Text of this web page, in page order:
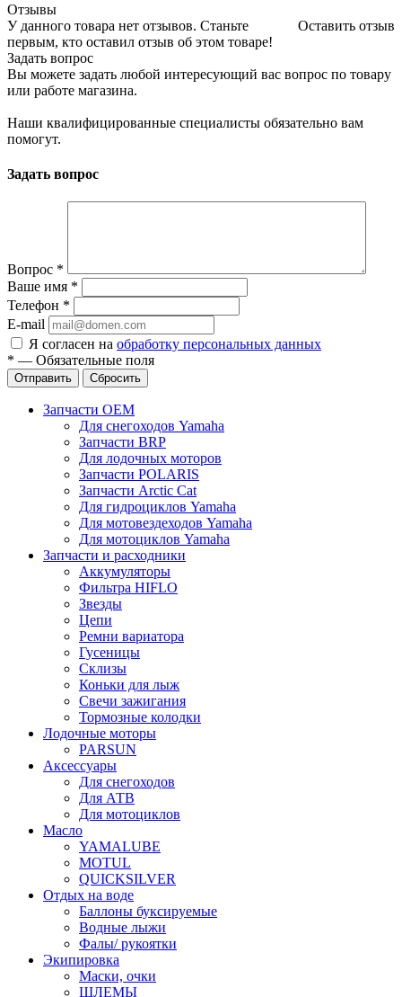
Отзывы
Оставить отзыв
У данного товара нет отзывов. Станьте
первым, кто оставил отзыв об этом товаре!
Задать вопрос
Вы можете задать любой интересующий вас вопрос по товару
или работе магазина.
Наши квалифицированные специалисты обязательно вам
помогут.
Задать вопрос
Вопрос *
Ваше имя *
Телефон *
E-mail
Я согласен на обработку персональных данных
* — Обязательные поля
Отправить Сбросить
Запчасти OEM
Для снегоходов Yamaha
Запчасти BRP
Для лодочных моторов
Запчасти POLARIS
Запчасти Arctic Cat
Для гидроциклов Yamaha
Для мотовездеходов Yamaha
Для мотоциклов Yamaha
Запчасти и расходники
Аккумуляторы
Фильтра HIFLO
Звезды
Цепи
Ремни вариатора
Гусеницы
Склизы
Коньки для лыж
Свечи зажигания
Тормозные колодки
Лодочные моторы
PARSUN
Аксессуары
Для снегоходов
Для АТВ
Для мотоциклов
Масло
YAMALUBE
MOTUL
QUICKSILVER
Отдых на воде
Баллоны буксируемые
Водные лыжи
Фалы/ рукоятки
Экипировка
Маски, очки
ШЛЕМЫ